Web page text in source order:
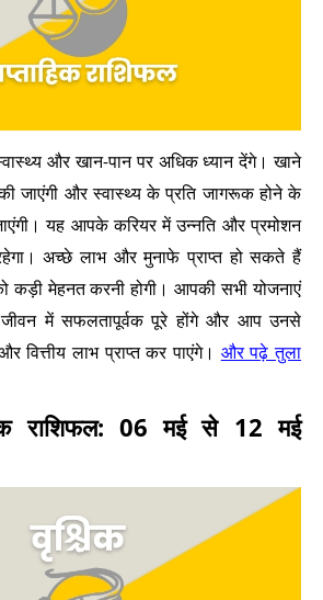
और खान-पान पर अधिक ध्यान देंगे। खाने
की जाएंगी और स्वास्थ्य के प्रति जागरूक होने के
यह आपके करियर में उन्नति और प्रमोशन
अच्छे लाभ और मुनाफे प्राप्त हो सकते हैं
मेहनत करनी होगी। आपकी सभी योजनाएं
में सफलतापूर्वक पूरे होंगे और आप उनसे
वित्तीय लाभ प्राप्त कर पाएंगे। और पढ़े तुला
राशिफल: 06 मई से 12 मई